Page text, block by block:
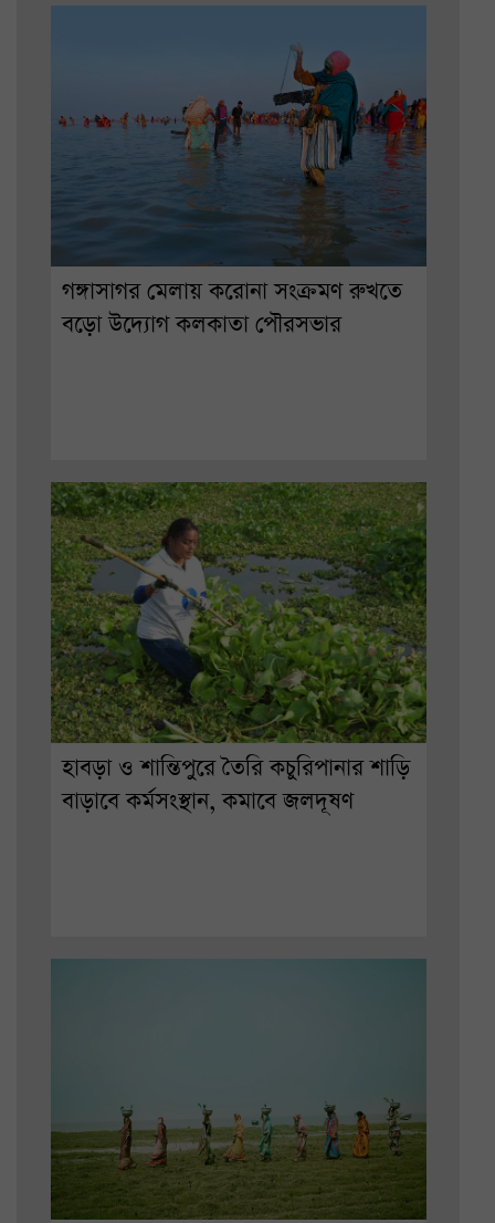
গঙ্গাসাগর মেলায় করোনা সংক্রমণ রুখতে
বড়ো উদ্যোগ কলকাতা পৌরসভার
হাবড়া ও শান্তিপুরে তৈরি কচুরিপানার শাড়ি
বাড়াবে কর্মসংস্থান, কমাবে জলদূষণ